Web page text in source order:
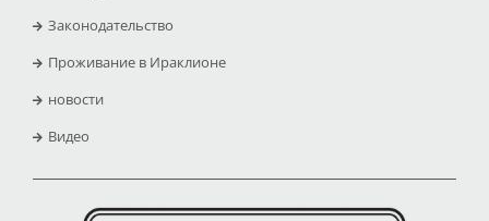
Законодательство
Проживание в Ираклионе
новости
Видео